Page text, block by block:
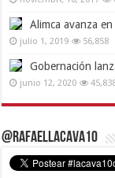
Alimca avanza
julio 1, 2019 56,858
Gobernación
junio 12, 2020
@RafaelLacava10